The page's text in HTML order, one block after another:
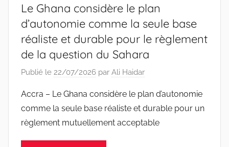
Le Ghana considère le plan
d’autonomie comme la seule base
réaliste et durable pour le règlement
de la question du Sahara
Publié le 22/07/2026 par Ali Haidar
Accra – Le Ghana considère le plan d’autonomie
comme la seule base réaliste et durable pour un
règlement mutuellement acceptable